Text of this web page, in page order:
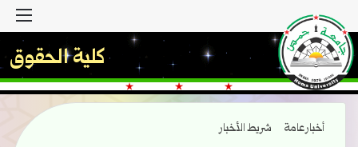
كلية الحقوق
أخبار عامة شريط الأخبار